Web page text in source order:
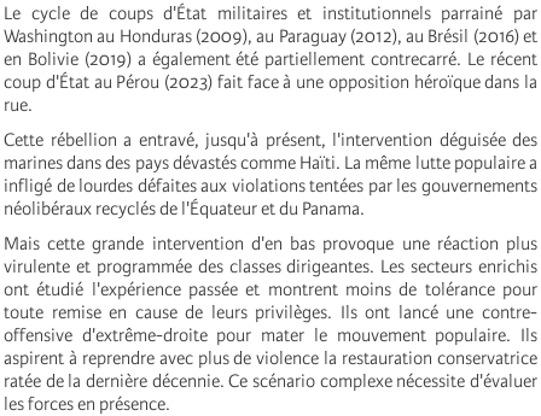
Le cycle de coups d'État militaires et institutionnels parrainé par
Washington au Honduras (2009), au Paraguay (2012), au Brésil (2016) et
en Bolivie (2019) a également été partiellement contrecarré. Le récent
coup d'État au Pérou (2023) fait face à une opposition héroïque dans la
rue.
Cette rébellion a entravé, jusqu'à présent, l'intervention déguisée des
marines dans des pays dévastés comme Haïti. La même lutte populaire a
infligé de lourdes défaites aux violations tentées par les gouvernements
néolibéraux recyclés de l'Équateur et du Panama.
Mais cette grande intervention d'en bas provoque une réaction plus
virulente et programmée des classes dirigeantes. Les secteurs enrichis
ont étudié l'expérience passée et montrent moins de tolérance pour
toute remise en cause de leurs privilèges. Ils ont lancé une contre-
offensive d'extrême-droite pour mater le mouvement populaire. Ils
aspirent à reprendre avec plus de violence la restauration conservatrice
ratée de la dernière décennie. Ce scénario complexe nécessite d'évaluer
les forces en présence.